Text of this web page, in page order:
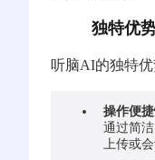
独特优
听脑AI的独特优
操作便
通过简
上传或会